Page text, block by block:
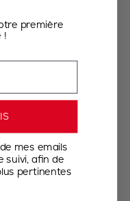
à sel manuels en
première
!
mes emails
suivi, afin de
pertinentes